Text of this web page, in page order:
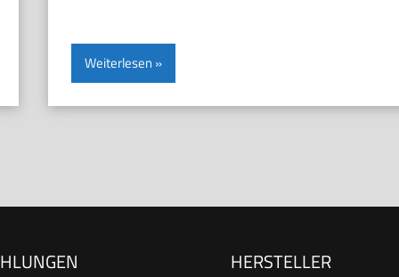
Weiterlesen
HERSTELLER